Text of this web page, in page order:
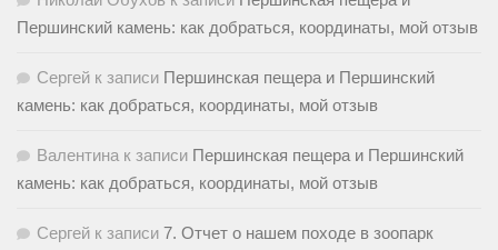
Першинский камень: как добраться, координаты, мой отзыв
Сергей к записи Першинская пещера и Першинский
камень: как добраться, координаты, мой отзыв
Валентина к записи Першинская пещера и Першинский
камень: как добраться, координаты, мой отзыв
Сергей к записи 7. Отчет о нашем походе в зоопарк